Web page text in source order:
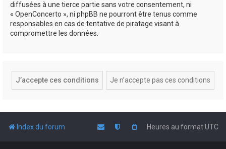
diffusées à une tierce partie sans votre consentement, ni
« OpenConcerto », ni phpBB ne pourront être tenus comme
responsables en cas de tentative de piratage visant à
compromettre les données.
Index du forum Heures au formatUTC